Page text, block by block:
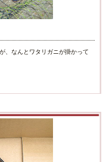
、なんとワタリガニが掛かって